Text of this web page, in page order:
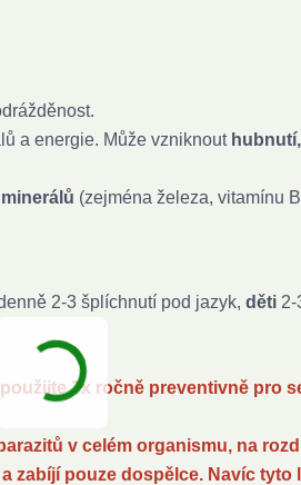
a energie. Může vzniknout
(zejména železa, vitamínu
2-3 šplíchnutí pod jazyk, děti 2-
3x ročně preventivně pro
v celém organismu, na
zabíjí pouze dospělce. Navíc tyto